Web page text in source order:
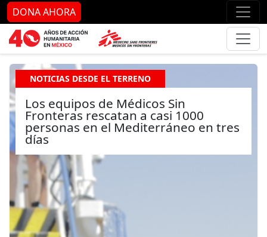
Ir al contenido principal Ir
DONA AHORA
NOTICIAS DESDE EL TERRENO
Los equipos de Médicos Sin
Fronteras rescatan a casi 1000
personas en el Mediterráneo en tres
días